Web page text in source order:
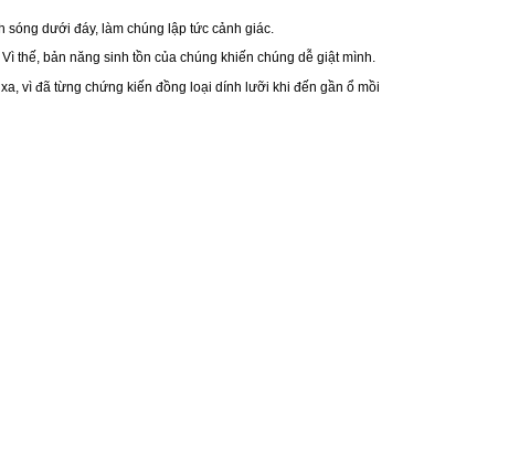
sóng dưới đáy, làm chúng lập tức cảnh giác.
thế, bản năng sinh tồn của chúng khiến chúng dễ giật mình.
vì đã từng chứng kiến đồng loại dính lưỡi khi đến gần ổ mồi